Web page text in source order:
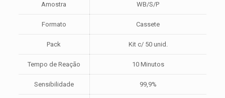
Amostra WB/S/P
Formato Cassete
Pack Kit c/ 50 unid.
Tempo de Reação 10 Minutos
Sensibilidade 99,9%